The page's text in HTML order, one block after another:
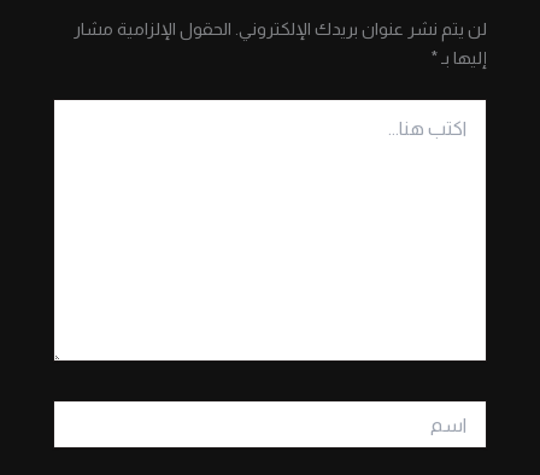
لن يتم نشر عنوان بريدك الإلكتروني. الحقول الإلزامية مشار
إليها بـ*
هنا...